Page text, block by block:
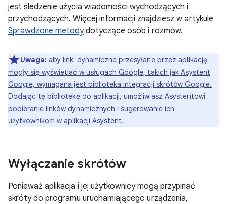
jest śledzenie użycia wiadomości wychodzących i
przychodzących. Więcej informacji znajdziesz w artykule
Sprawdzone metodydotyczące osób i rozmów.
Uwaga: aby linki dynamiczne przesyłane przez aplikację
mogły się wyświetlać w usługach Google, takich jak Asystent
Google, wymagana jest biblioteka integracji skrótów Google.
Dodając tę bibliotekę do aplikacji, umożliwiasz Asystentowi
pobieranie linków dynamicznych i sugerowanie ich
użytkownikom w aplikacji Asystent.
Wyłączanie skrótów
Ponieważ aplikacja i jej użytkownicy mogą przypinać
skróty do programu uruchamiającego urządzenia,